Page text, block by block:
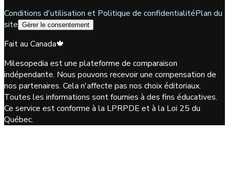
Conditions d'utilisation et Politique de confidentialitéPlan du
site Gérer le consentement
Fait au Canada🍁
Milesopedia est une plateforme de comparaison
indépendante. Nous pouvons recevoir une compensation de
nos partenaires. Cela n'affecte pas nos choix éditoriaux.
Toutes les informations sont fournies à des fins éducatives.
Ce service est conforme à la LPRPDE et à la Loi 25 du
Québec.